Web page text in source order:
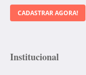
CADASTRAR AGORA!
Institucional